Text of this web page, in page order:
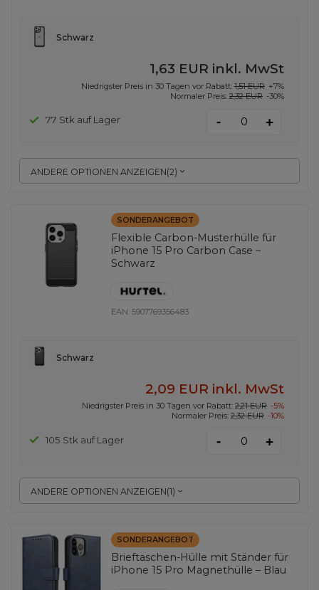
ANDERE OPTIONEN ANZEIGEN(2)
Schwarz
1,63 EUR inkl. MwSt
Niedrigster Preis in 30 Tagen vor Rabatt: 1,51 EUR +7%
Normaler Preis: 2,32 EUR -30%
77 Stk auf Lager - +
SONDERANGEBOT
Flexible Carbon-Musterhülle für
iPhone 15 Pro Carbon Case –
Schwarz
EAN: 5907769356483
ANDERE OPTIONEN ANZEIGEN(1)
Schwarz
2,09 EUR inkl. MwSt
Niedrigster Preis in 30 Tagen vor Rabatt: 2,21 EUR -5%
Normaler Preis: 2,32 EUR -10%
105 Stk auf Lager - +
SONDERANGEBOT
Brieftaschen-Hülle mit Ständer für
iPhone 15 Pro Magnethülle – Blau